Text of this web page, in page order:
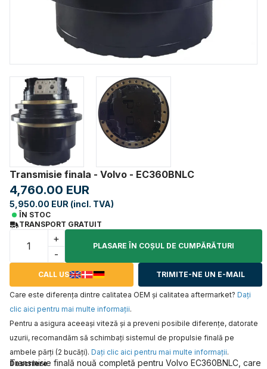
Transmisie finala - Volvo - EC360BNLC
4,760.00 EUR
5,950.00 EUR (incl. TVA)
ÎN STOC
TRANSPORT GRATUIT
+
-
PLASARE ÎN COŞUL DE CUMPĂRĂTURI
CALL US TRIMITE-NE UN E-MAIL
Care este diferența dintre calitatea OEM și calitatea aftermarket? Daţi
clic aici pentru mai multe informaţii.
Pentru a asigura aceeaşi viteză şi a preveni posibile diferenţe, datorate
uzurii, recomandăm să schimbaţi sistemul de propulsie finală pe
ambele părţi (2 bucăţi). Daţi clic aici pentru mai multe informaţii.
Descriere
Transmisie finală nouă completă pentru Volvo EC360BNLC, care